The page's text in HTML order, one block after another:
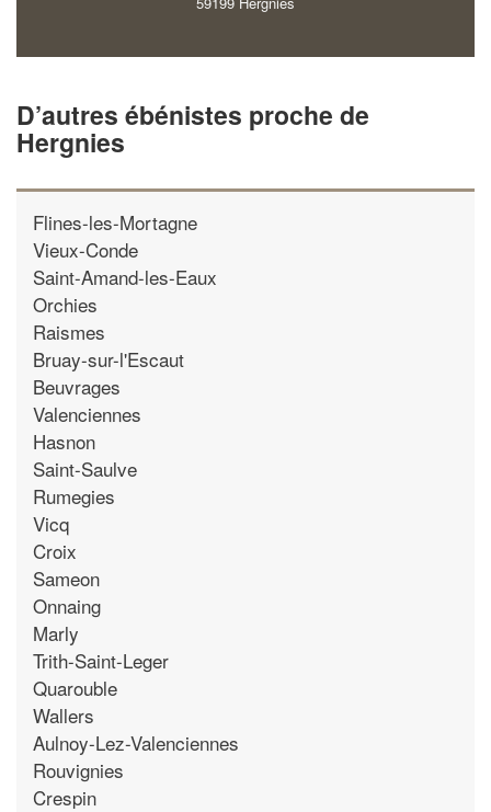
D’autres ébénistes proche de
Hergnies
Flines-les-Mortagne
Vieux-Conde
Saint-Amand-les-Eaux
Orchies
Raismes
Bruay-sur-l'Escaut
Beuvrages
Valenciennes
Hasnon
Saint-Saulve
Rumegies
Vicq
Croix
Sameon
Onnaing
Marly
Trith-Saint-Leger
Quarouble
Wallers
Aulnoy-Lez-Valenciennes
Rouvignies
Crespin